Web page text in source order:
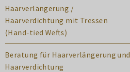
Haarverlängerung /
Haarverdichtung mit Tressen
(Hand-tied Wefts)
Beratung für Haarverlängerung und
Haarverdichtung